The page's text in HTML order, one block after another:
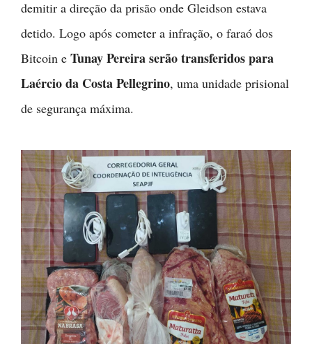
demitir a direção da prisão onde Gleidson estava
detido. Logo após cometer a infração, o faraó dos
Bitcoin e Tunay Pereira serão transferidos para
Laércio da Costa Pellegrino, uma unidade prisional
de segurança máxima.